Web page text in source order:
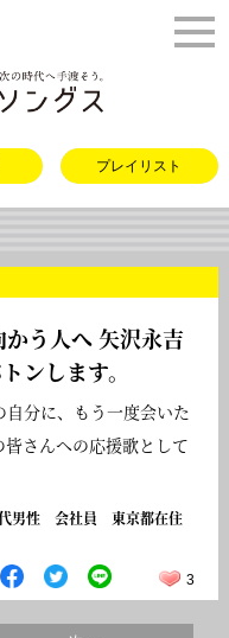
プレイリスト
う人へ 矢沢永吉
ンします。
分に、もう一度会いた
さんへの応援歌として
男性 会社員 東京都在住
3